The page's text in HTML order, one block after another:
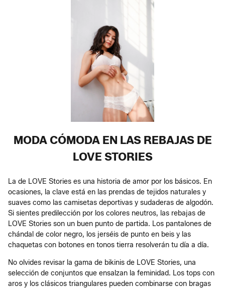
MODA CÓMODA EN LAS REBAJAS DE
LOVE STORIES
La de LOVE Stories es una historia de amor por los básicos. En
ocasiones, la clave está en las prendas de tejidos naturales y
suaves como las camisetas deportivas y sudaderas de algodón.
Si sientes predilección por los colores neutros, las rebajas de
LOVE Stories son un buen punto de partida. Los pantalones de
chándal de color negro, los jerséis de punto en beis y las
chaquetas con botones en tonos tierra resolverán tu día a día.
No olvides revisar la gama de bikinis de LOVE Stories, una
selección de conjuntos que ensalzan la feminidad. Los tops con
aros y los clásicos triangulares pueden combinarse con bragas